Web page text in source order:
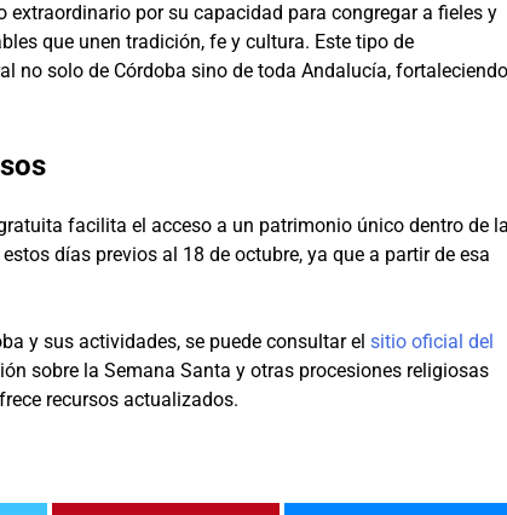
por su capacidad para congregar a fieles y
que unen tradición, fe y cultura. Este tipo de
no solo de Córdoba sino de toda Andalucía, fortaleciendo
facilita el acceso a un patrimonio único dentro de la
días previos al 18 de octubre, ya que a partir de esa
y sus actividades, se puede consultar el sitio oficial del
sobre la Semana Santa y otras procesiones religiosas
recursos actualizados.